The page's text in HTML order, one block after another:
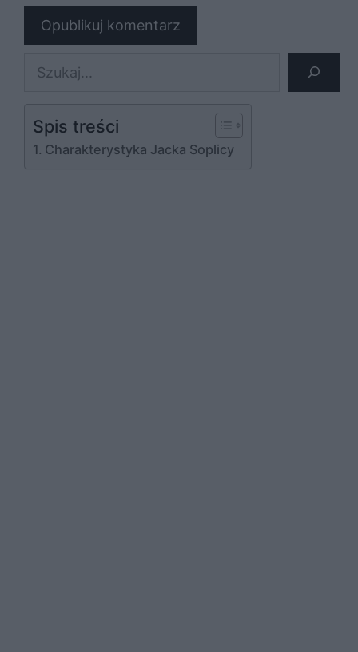
Szukaj
Spis treści
Charakterystyka Jacka Soplicy